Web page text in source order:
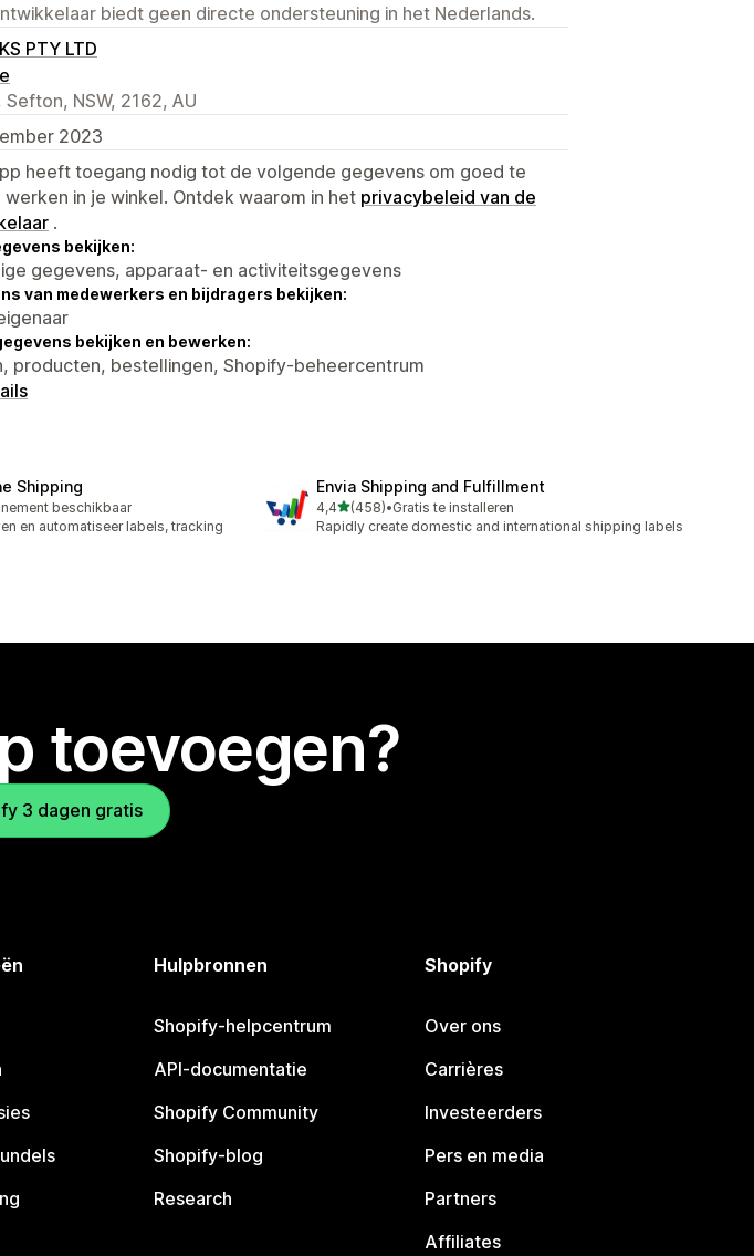
biedt geen directe ondersteuning in het Nederlands.
PTY LTD
NSW, 2162, AU
2023
heeft toegang nodig tot de volgende gegevens om goed te
werken in je winkel. Ontdek waarom in het privacybeleid van de
.
bekijken:
gegevens, apparaat- en activiteitsgegevens
van medewerkers en bijdragers bekijken:
bekijken en bewerken:
producten, bestellingen, Shopify-beheercentrum
Shipping
beschikbaar
en automatiseer labels, tracking
Envia Shipping and Fulfillment
4,4van 5 sterren
(458)
458 recensies in totaal
•Gratis te installeren
Rapidly create domestic and international shipping labels
toevoegen?
3 dagen gratis
Hulpbronnen
Shopify-helpcentrum
API-documentatie
Shopify Community
Shopify-blog
Research
Shopify
Over ons
Carrières
Investeerders
Pers en media
Partners
Affiliates